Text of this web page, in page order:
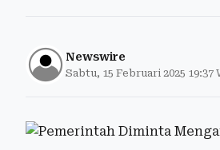
Newswire
Sabtu, 15 Februari 2025 19:37